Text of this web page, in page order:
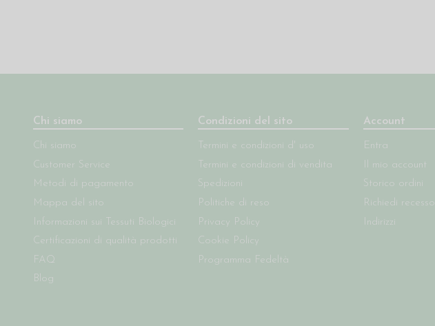
Chi siamo
Chi siamo
Customer Service
Metodi di pagamento
Mappa del sito
Informazioni sui Tessuti Biologici
Certificazioni di qualità prodotti
FAQ
Blog
Condizioni del sito
Termini e condizioni d' uso
Termini e condizioni di vendita
Spedizioni
Politiche di reso
Privacy Policy
Cookie Policy
Programma Fedeltà
Account
Entra
Il mio account
Storico ordini
Richiedi recesso
Indirizzi